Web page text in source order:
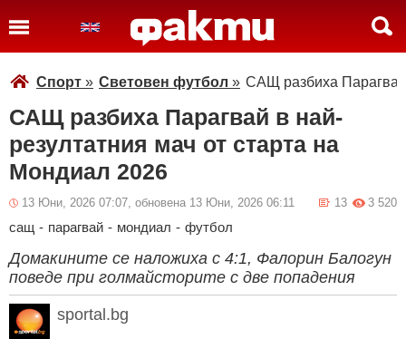
Спорт » Световен футбол » САЩ разбиха Парагвай
САЩ разбиха Парагвай в най-
резултатния мач от старта на
Мондиал 2026
13 Юни, 2026 07:07, обновена 13 Юни, 2026 06:11 3 520
13
сащ - парагвай - мондиал - футбол
Домакините се наложиха с 4:1, Фалорин Балогун
поведе при голмайсторите с две попадения
sportal.bg